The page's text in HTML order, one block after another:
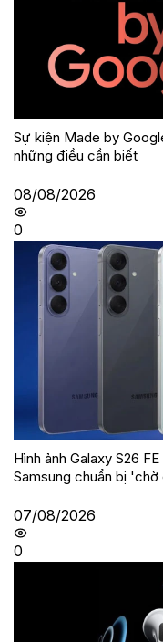
Sự kiện Made by
những điều cần biết
08/08/2026
0
Hình ảnh Galaxy S26
Samsung chuẩn bị
07/08/2026
0